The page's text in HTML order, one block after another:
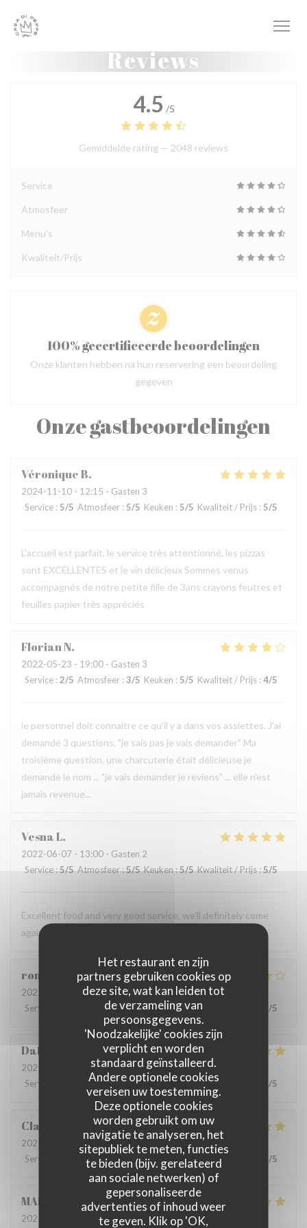
Het restaurant en zijn
partners gebruiken cookies op
deze site, wat kan leiden tot
de verzameling van
persoonsgegevens.
'Noodzakelijke' cookies zijn
verplicht en worden
standaard geïnstalleerd.
Andere optionele cookies
vereisen uw toestemming.
Deze optionele cookies
worden gebruikt om uw
navigatie te analyseren, het
sitepubliek te meten, functies
te bieden (bijv. gerelateerd
aan sociale netwerken) of
gepersonaliseerde
advertenties of inhoud weer
te geven. Klik op 'OK,
Reviews
Onze gastbeoordelingen
VéroniqueB
2024-11-10 - 12:15 - Gasten 3
Service : 5/5 Atmosfeer : 5/5 Keuken : 5/5 Kwaliteit / Prijs : 5/5
L'accueil est parfait, le service très attentionné, les pizzas
sont EXCELLENTES et le vin délicieux Sommes venus
accompagnés de notre petite fille de 3ans crayons feutres et
feuilles papier très appréciés
FlorianN
2022-05-23 - 19:00 - Gasten 3
Service : 2/5 Atmosfeer : 3/5 Keuken : 5/5 Kwaliteit / Prijs : 4/5
le personnel doit connaitre ce qu'il y a dans vos assiettes. J'ai
demandé 3 questions, "je sais pas je vais demander" Ma
troisième question, une charcuterie était délicieuse je
demande le nom ... "je vais demander je reviens" ... elle n'est
jamais revenue...
VesnaL
2022-06-07 - 13:00 - Gasten 2
Service:5/5 Atmosfeer:5/5 Keuken:5/5 Kwaliteit / Prijs:5/5
Excellent food and very good service, we'll definitely come
again.
romain
2022-06-22
- 13:00 - Gasten 4
Service
Atmosfeer:5/5 Keuken:4/5 Kwaliteit / Prijs /5
Dalesme
2022-06-21
- 19:00 - Gasten 6
Service
Atmosfeer :5/5 Keuken: 5/5 Kwaliteit / Prijs /5
Clarisse
2022-06-21
- 19:00 - Gasten 2
Service
Atmosfeer /5 Keuken 5/5 Kwaliteit / Prijs /5
MARIA
2022-06-20
- 19:00 - Gasten 8
4.5 /5
Gemiddelde rating — 2048 reviews
Service
Atmosfeer
Menu's
Kwaliteit/Prijs
100% gecertificeerde beoordelingen
Onze klanten hebben na hun reservering een beoordeling
gegeven